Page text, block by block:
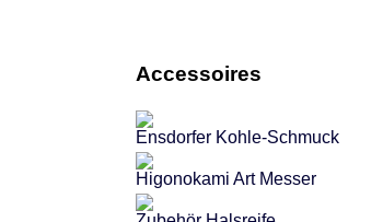
Accessoires
Ensdorfer Kohle-Schmuck
Higonokami Art Messer